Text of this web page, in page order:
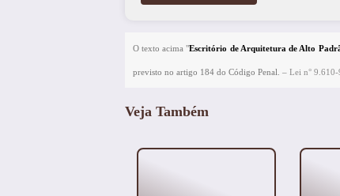
O texto acima "Escritório de Arquitetura de Alto
previsto no artigo 184 do Código Penal. – Lei n° 9.610-
Veja Também